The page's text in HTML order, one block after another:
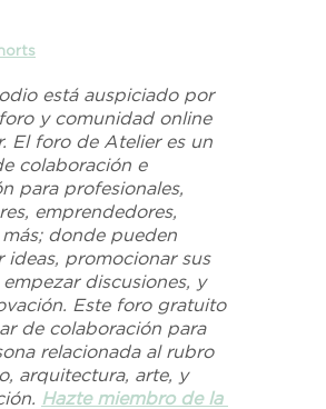
está auspiciado por
y comunidad online
El foro de Atelier es un
colaboración e
para profesionales,
emprendedores,
donde pueden
ideas, promocionar sus
empezar discusiones, y
Este foro gratuito
de colaboración para
relacionada al rubro
arquitectura, arte, y
Hazte miembro de la